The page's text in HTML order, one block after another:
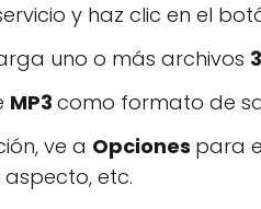
y haz clic en el
uno o más archivos
MP3 como formato de
ve a Opciones para
etc.